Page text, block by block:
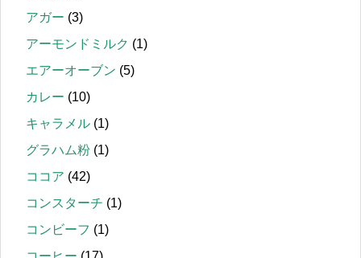
アガー (3)
アーモンドミルク (1)
エアーオーブン (5)
カレー (10)
キャラメル (1)
グラハム粉 (1)
ココア (42)
コンスターチ (1)
コンビーフ (1)